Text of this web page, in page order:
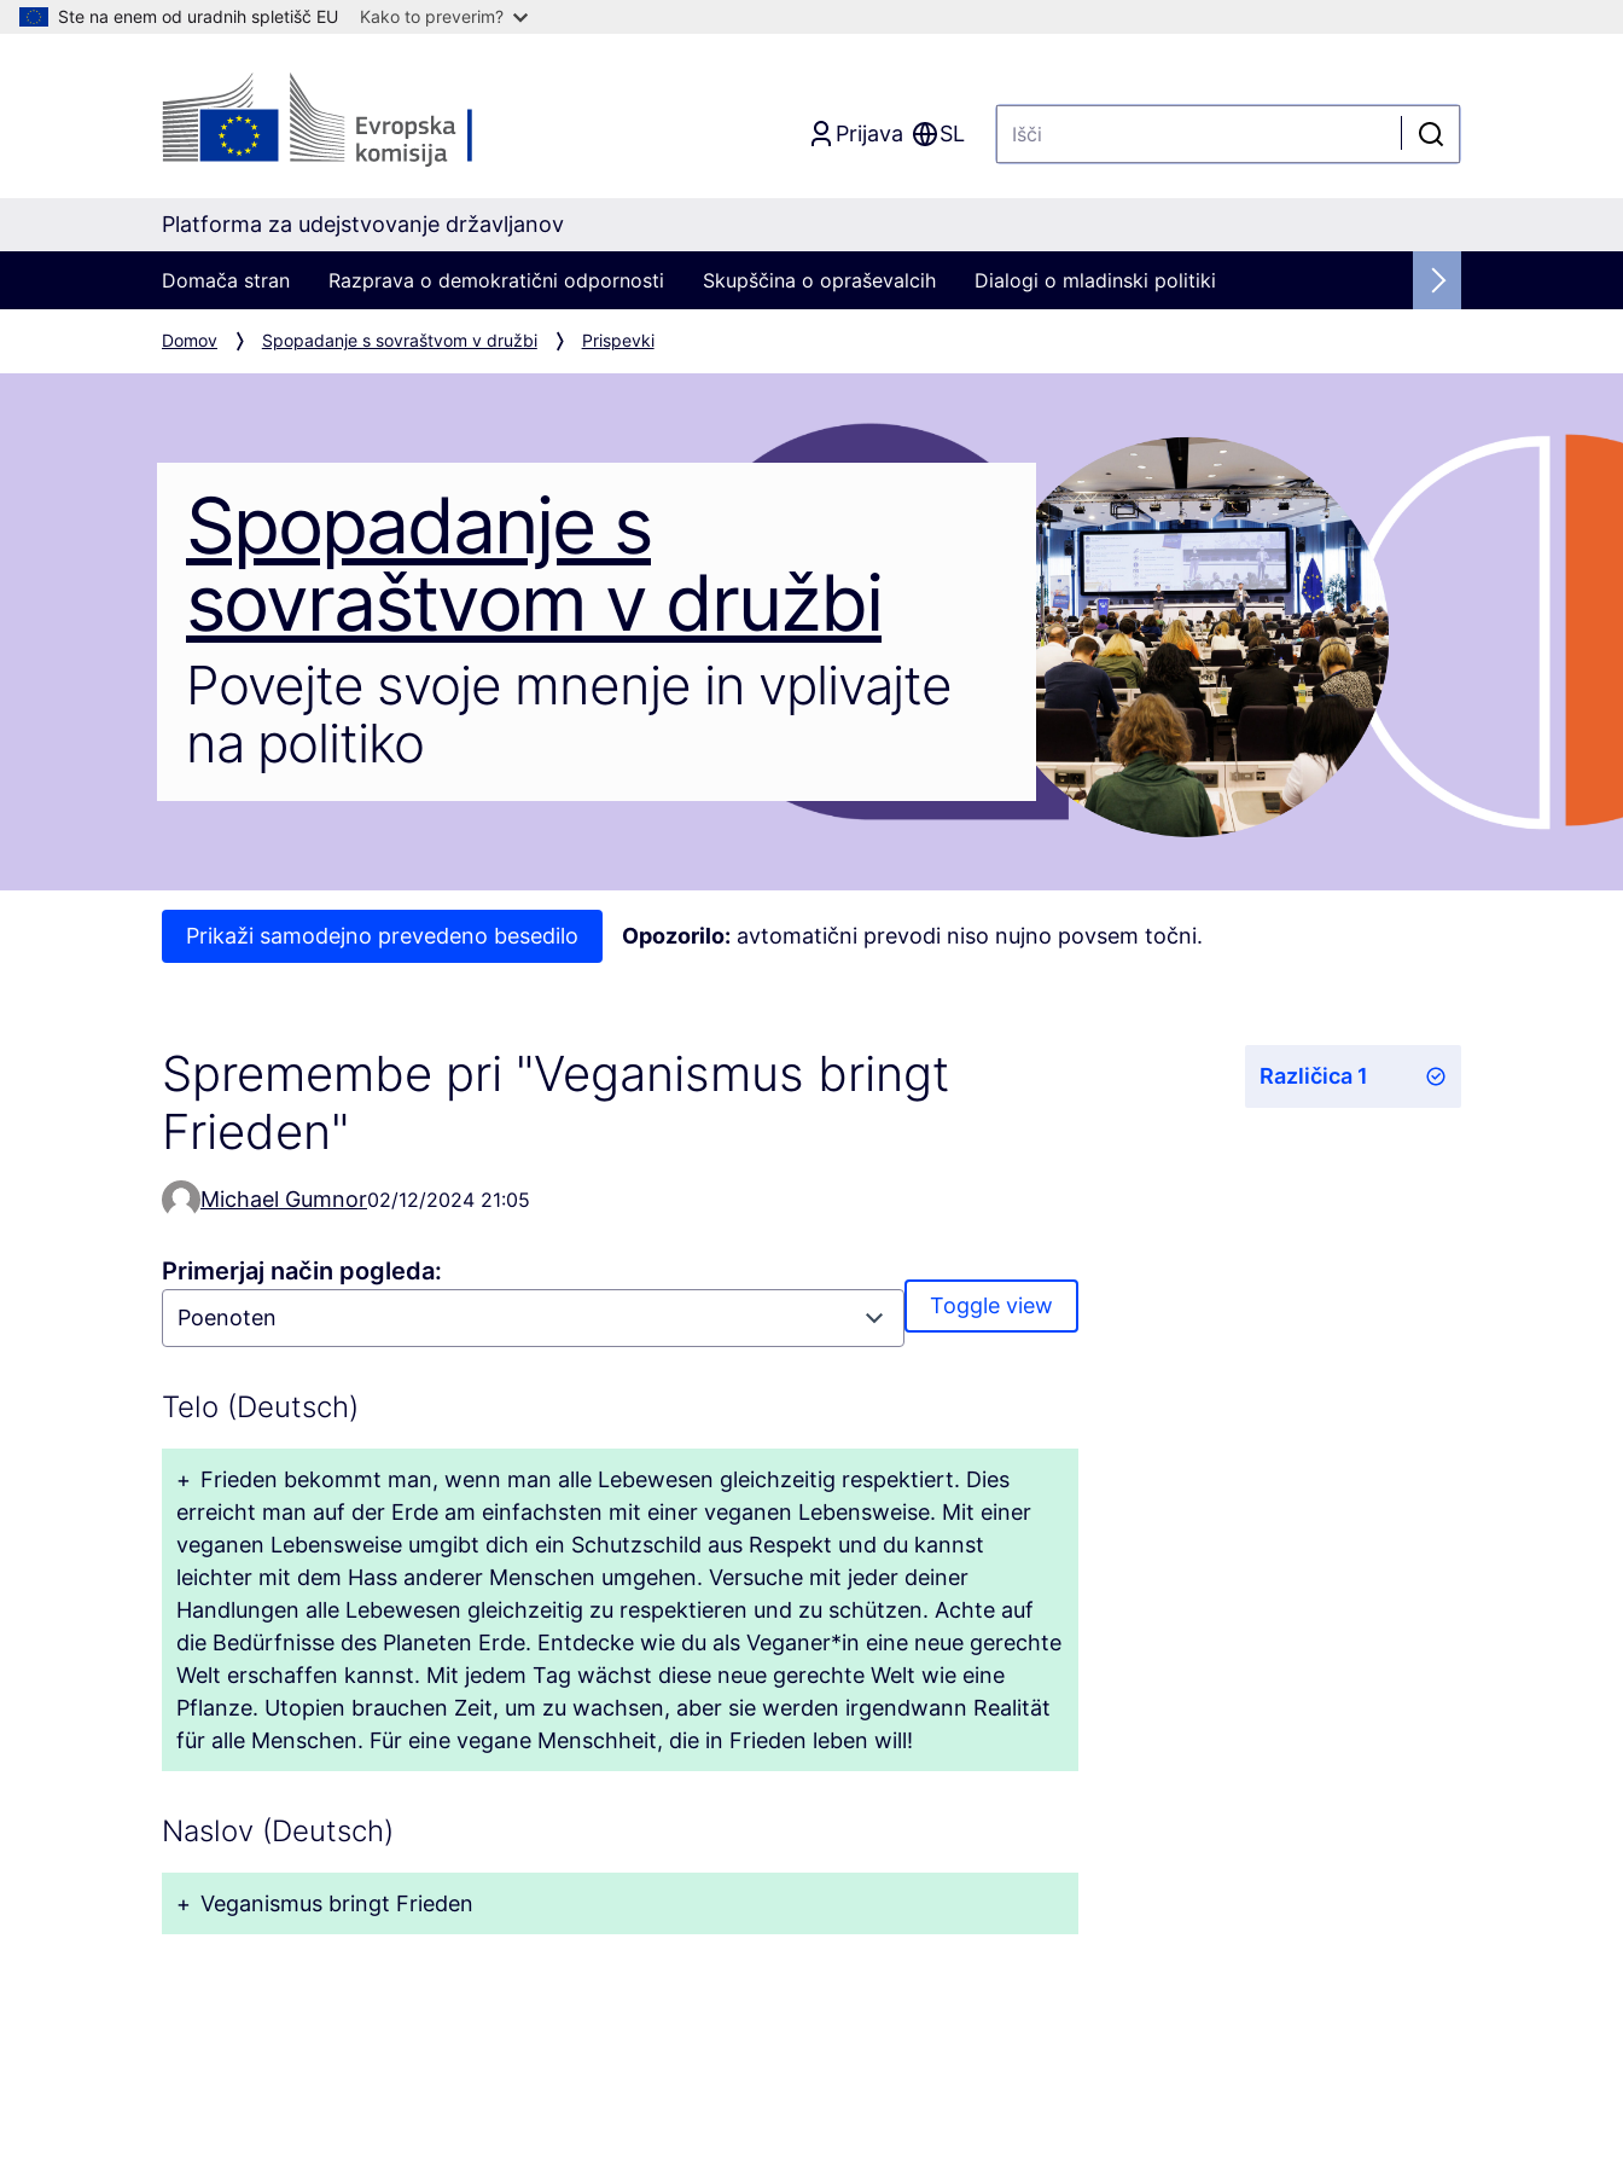
Ste na enem od uradnih spletišč EU Kako to preverim?
Prijava SL
Platforma za udejstvovanje državljanov
Domača stran Razprava o demokratični odpornosti Skupščina o opraševalcih Dialogi o mladinski politiki
Domov Spopadanje s sovraštvom v družbi Prispevki
Spopadanje s
sovraštvom v družbi
Povejte svoje mnenje in vplivajte
na politiko
Prikaži samodejno prevedeno besedilo Opozorilo: avtomatični prevodi niso nujno povsem točni.
Spremembe pri "Veganismus bringt
Frieden"
Michael Gumnor02/12/2024 21:05
Primerjaj način pogleda:
Toggle view
Telo (Deutsch)
+ Frieden bekommt man, wenn man alle Lebewesen gleichzeitig respektiert. Dies
erreicht man auf der Erde am einfachsten mit einer veganen Lebensweise. Mit einer
veganen Lebensweise umgibt dich ein Schutzschild aus Respekt und du kannst
leichter mit dem Hass anderer Menschen umgehen. Versuche mit jeder deiner
Handlungen alle Lebewesen gleichzeitig zu respektieren und zu schützen. Achte auf
die Bedürfnisse des Planeten Erde. Entdecke wie du als Veganer*in eine neue gerechte
Welt erschaffen kannst. Mit jedem Tag wächst diese neue gerechte Welt wie eine
Pflanze. Utopien brauchen Zeit, um zu wachsen, aber sie werden irgendwann Realität
für alle Menschen. Für eine vegane Menschheit, die in Frieden leben will!
Naslov (Deutsch)
+ Veganismus bringt Frieden
Različica 1